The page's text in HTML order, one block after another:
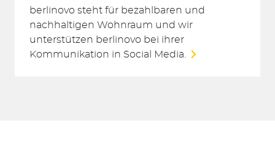
berlinovo steht für bezahlbaren und
nachhaltigen Wohnraum und wir
unterstützen berlinovo bei ihrer
Kommunikation in Social Media.